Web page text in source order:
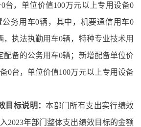
台，单位价值100万元以上专用设备0
务用车0辆，其中，机要通信用车0
，执法执勤用车0辆，特种专业技术用
配备的公务用车0辆；新增配备单位价
0台，单位价值100万元以上专用设备
目标说明：本部门所有支出实行绩效
2023年部门整体支出绩效目标的金额